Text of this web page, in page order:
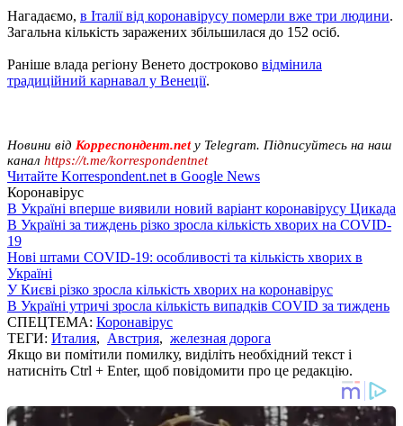
Нагадаємо, в Італії від коронавірусу померли вже три людини.
Загальна кількість заражених збільшилася до 152 осіб.
Раніше влада регіону Венето достроково відмінила
традиційний карнавал у Венеції.
Новини від Корреспондент.net у Telegram. Підписуйтесь на наш
канал https://t.me/korrespondentnet
Читайте Korrespondent.net в Google News
Коронавірус
В Україні вперше виявили новий варіант коронавірусу Цикада
В Україні за тиждень різко зросла кількість хворих на COVID-
19
Нові штами COVID-19: особливості та кількість хворих в
Україні
У Києві різко зросла кількість хворих на коронавірус
В Україні утричі зросла кількість випадків COVID за тиждень
СПЕЦТЕМА: Коронавірус
ТЕГИ: Италия, Австрия, железная дорога
Якщо ви помітили помилку, виділіть необхідний текст і
натисніть Ctrl + Enter, щоб повідомити про це редакцію.